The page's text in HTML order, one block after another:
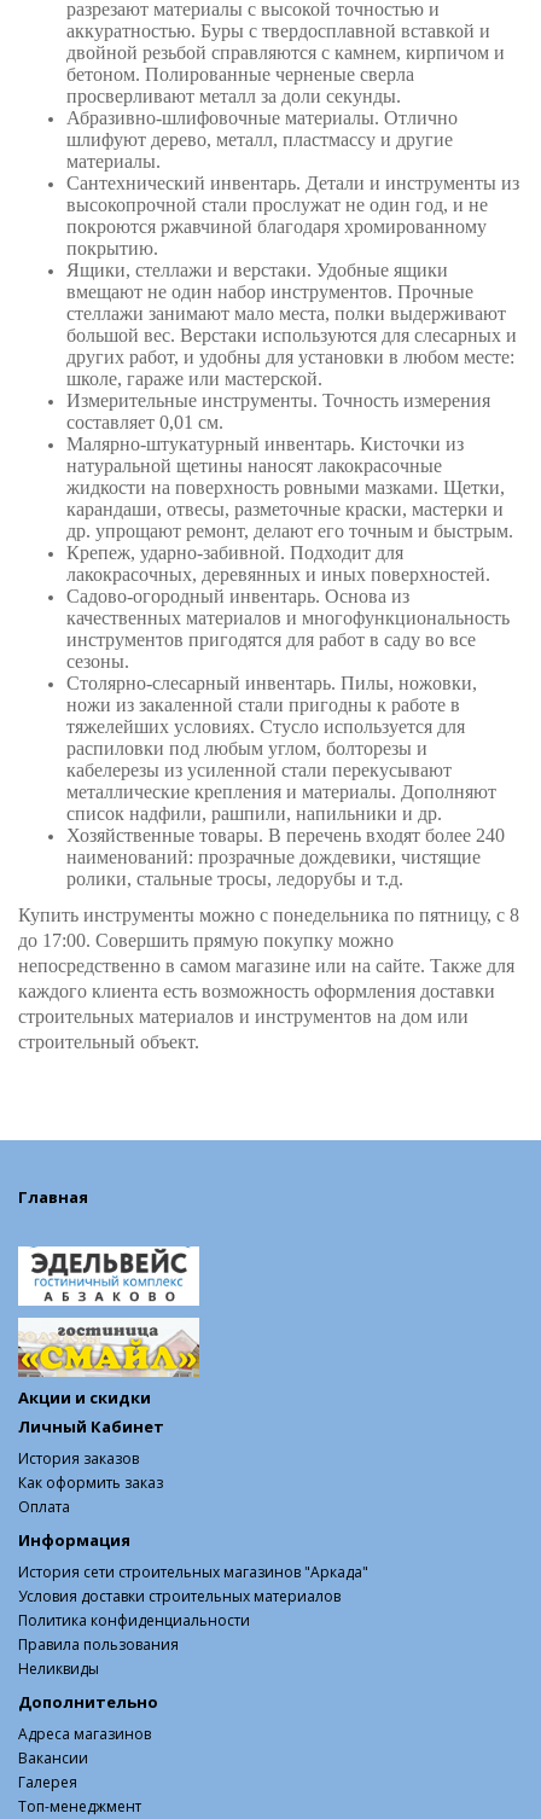
разрезают материалы с высокой точностью и
аккуратностью. Буры с твердосплавной вставкой и
двойной резьбой справляются с камнем, кирпичом и
бетоном. Полированные черненые сверла
просверливают металл за доли секунды.
Абразивно-шлифовочные материалы. Отлично
шлифуют дерево, металл, пластмассу и другие
материалы.
Сантехнический инвентарь. Детали и инструменты из
высокопрочной стали прослужат не один год, и не
покроются ржавчиной благодаря хромированному
покрытию.
Ящики, стеллажи и верстаки. Удобные ящики
вмещают не один набор инструментов. Прочные
стеллажи занимают мало места, полки выдерживают
большой вес. Верстаки используются для слесарных и
других работ, и удобны для установки в любом месте:
школе, гараже или мастерской.
Измерительные инструменты. Точность измерения
составляет 0,01 см.
Малярно-штукатурный инвентарь. Кисточки из
натуральной щетины наносят лакокрасочные
жидкости на поверхность ровными мазками. Щетки,
карандаши, отвесы, разметочные краски, мастерки и
др. упрощают ремонт, делают его точным и быстрым.
Крепеж, ударно-забивной. Подходит для
лакокрасочных, деревянных и иных поверхностей.
Садово-огородный инвентарь. Основа из
качественных материалов и многофункциональность
инструментов пригодятся для работ в саду во все
сезоны.
Столярно-слесарный инвентарь. Пилы, ножовки,
ножи из закаленной стали пригодны к работе в
тяжелейших условиях. Стусло используется для
распиловки под любым углом, болторезы и
кабелерезы из усиленной стали перекусывают
металлические крепления и материалы. Дополняют
список надфили, рашпили, напильники и др.
Хозяйственные товары. В перечень входят более 240
наименований: прозрачные дождевики, чистящие
ролики, стальные тросы, ледорубы и т.д.
Купить инструменты можно с понедельника по пятницу, с 8
до 17:00. Совершить прямую покупку можно
непосредственно в самом магазине или на сайте. Также для
каждого клиента есть возможность оформления доставки
строительных материалов и инструментов на дом или
строительный объект.
Главная
Акции и скидки
Личный Кабинет
История заказов
Как оформить заказ
Оплата
Информация
История сети строительных магазинов "Аркада"
Условия доставки строительных материалов
Политика конфиденциальности
Правила пользования
Неликвиды
Дополнительно
Адреса магазинов
Вакансии
Галерея
Топ-менеджмент